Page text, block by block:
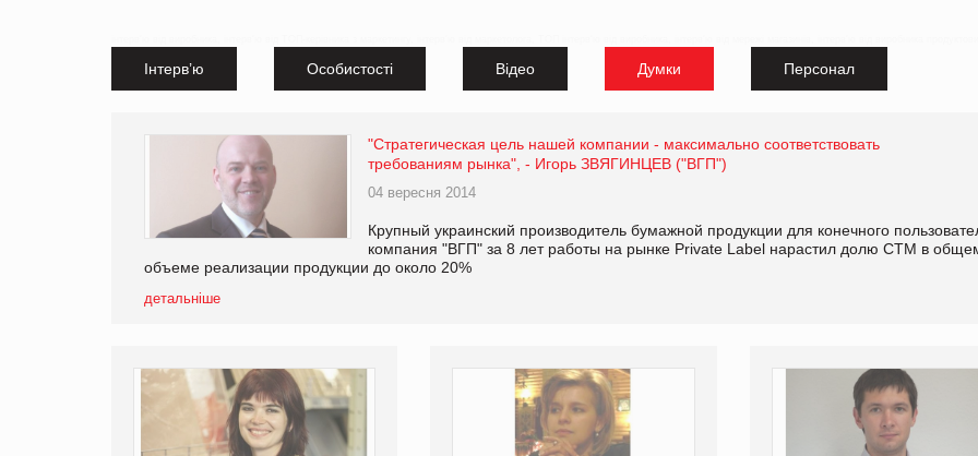
Інтерв’ю Особистості Відео Думки Персонал
"Стратегическая цель нашей компании - максимально соответствовать
требованиям рынка", - Игорь ЗВЯГИНЦЕВ ("ВГП")
04 вересня 2014
Крупный украинский производитель бумажной продукции для конечного
компания "ВГП" за 8 лет работы на рынке Private Label нарастил долю СТМ в
объеме реализации продукции до около 20%
детальніше